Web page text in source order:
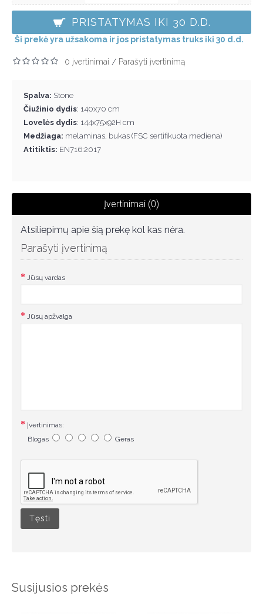
PRISTATYMAS IKI 30 D.D.
Ši prekė yra užsakoma ir jos pristatymas truks iki 30 d.d.
0 įvertinimai / Parašyti įvertinimą
Spalva: Stone
Čiužinio dydis: 140x70 cm
Lovelės dydis: 144x75x92H cm
Medžiaga: melaminas, bukas (FSC sertifikuota mediena)
Atitiktis: EN716:2017
Įvertinimai (0)
Atsiliepimų apie šią prekę kol kas nėra.
Parašyti įvertinimą
Jūsų vardas
Jūsų apžvalga
Įvertinimas:
Blogas
Geras
Tęsti
Susijusios prekės